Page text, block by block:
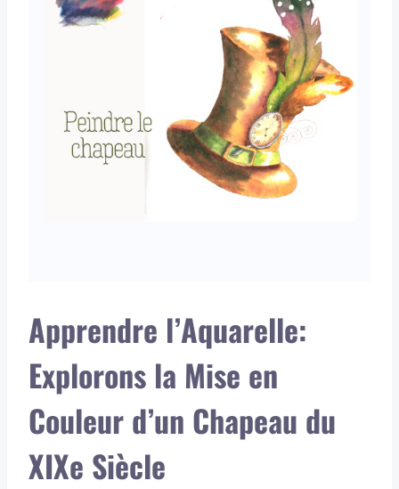
Apprendre l’Aquarelle:
Explorons la Mise en
Couleur d’un Chapeau du
XIXe Siècle